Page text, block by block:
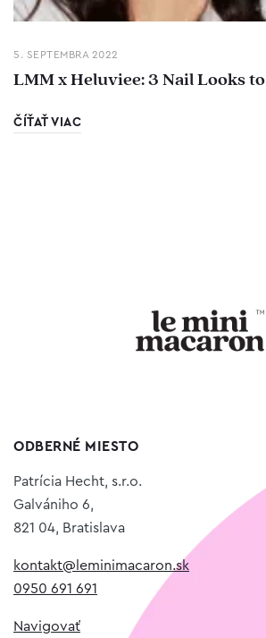
5. SEPTEMBRA 2022
LMM x Heluviee: 3 Nail Looks
ČÍŤAŤ VIAC
ODBERNÉ MIESTO
Patrícia Hecht, s.r.o.
Galvániho 6,
821 04, Bratislava
kontakt@leminimacaron.sk
0950 691 691
Navigovať